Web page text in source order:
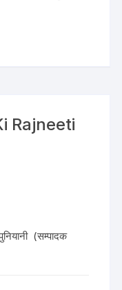
Rajneeti
(सम्पादक